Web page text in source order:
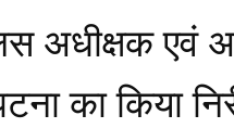
अधीक्षक एवं
का किया